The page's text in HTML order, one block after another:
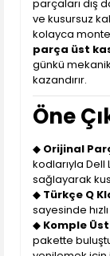
parçaları dış
ve kusursuz
kolayca
parça üst
günkü
kazandırır.
Öne
◆ Orijinal
kodlarıyla
sağlayarak
◆ Türkçe Q
sayesinde
◆ Komple
pakette